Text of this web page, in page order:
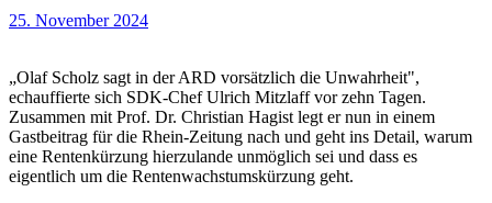
25. November 2024
„Olaf Scholz sagt in der ARD vorsätzlich die Unwahrheit",
echauffierte sich SDK-Chef Ulrich Mitzlaff vor zehn Tagen.
Zusammen mit Prof. Dr. Christian Hagist legt er nun in einem
Gastbeitrag für die Rhein-Zeitung nach und geht ins Detail, warum
eine Rentenkürzung hierzulande unmöglich sei und dass es
eigentlich um die Rentenwachstumskürzung geht.